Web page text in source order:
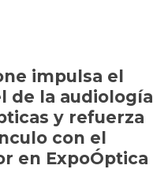
impulsa el
de la audiología
y refuerza
con el
en ExpoÓptica